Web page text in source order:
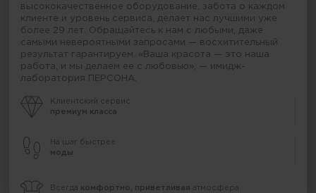
высококачественное оборудование, забота о каждом
клиенте и уровень сервиса, делает нас лучшими уже
более 29 лет. Обращайтесь к нам с любыми, даже
самыми невероятными запросами — восхитительный
результат гарантируем. «Ваша красота — это наша
работа, и мы делаем ее с любовью», — имидж-
лаборатория ПЕРСОНА.
Клиентский сервис
премиум класса
На шаг быстрее
моды
Всегда комфортно, приветливая атмосфера